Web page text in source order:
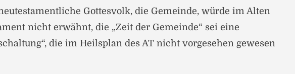
Gottesvolk, die Gemeinde, würde im Alten
nicht erwähnt, die „Zeit der Gemeinde“ sei eine
die im Heilsplan des AT nicht vorgesehen gewesen